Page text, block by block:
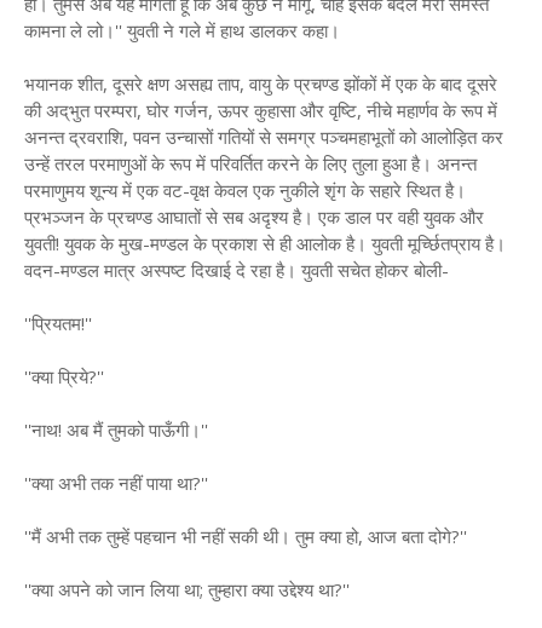
कामना ले लो।'' युवती ने गले में हाथ डालकर कहा।
भयानक शीत, दूसरे क्षण असह्य ताप, वायु के प्रचण्ड झोंकों में एक के बाद दूसरे
की अद्‌भुत परम्परा, घोर गर्जन, ऊपर कुहासा और वृष्टि, नीचे महार्णव के रूप में
अनन्त द्रवराशि, पवन उन्चासों गतियों से समग्र पञ्चमहाभूतों को आलोड़ित कर
उन्हें तरल परमाणुओं के रूप में परिवर्तित करने के लिए तुला हुआ है। अनन्त
परमाणुमय शून्य में एक वट-वृक्ष केवल एक नुकीले शृंग के सहारे स्थित है।
प्रभञ्जन के प्रचण्ड आघातों से सब अदृश्य है। एक डाल पर वही युवक और
युवती! युवक के मुख-मण्डल के प्रकाश से ही आलोक है। युवती मूर्च्छितप्राय है।
वदन-मण्डल मात्र अस्पष्ट दिखाई दे रहा है। युवती सचेत होकर बोली-
''प्रियतम!''
''क्या प्रिये?''
''नाथ! अब मैं तुमको पाऊँगी।''
''क्या अभी तक नहीं पाया था?''
''मैं अभी तक तुम्हें पहचान भी नहीं सकी थी। तुम क्या हो, आज बता दोगे?''
''क्या अपने को जान लिया था; तुम्हारा क्या उद्देश्य था?''